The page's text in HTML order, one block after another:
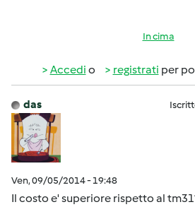
In cima
Accedi o registrati per
das
Ven, 09/05/2014 - 19:48
Il costo e' superiore rispetto al